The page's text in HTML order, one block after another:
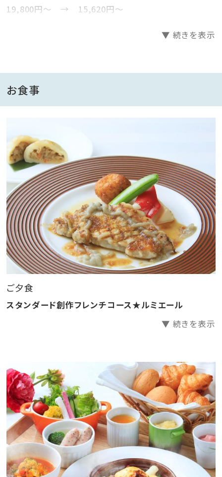
19,800円～ → 15,620円～
県民の皆さんには朝の時間をゆっくり過ごしてほしいの
【限定価格 × スタンダードプラン】
当館の客室タイプを温泉ぱらだいす限定価格にてご
用意。
ワンランク上の客室にお得にご滞在いただけます。
★プラン特典★
特典：特別価格でご用意
※表示価格はすでにお値引き済み
スタンダード創作フレンチコース★ルミエール
●ご朝食／レストラン
料理長こだわりの洋朝食
※天候や仕入の状況により、メニューが異なります
※当館のアレルギー対応は、公式サイトにて記載して
おります
▼ 続きを表示
お食事
ご夕食
スタンダード創作フレンチコース★ルミエール
▼ 続きを表示